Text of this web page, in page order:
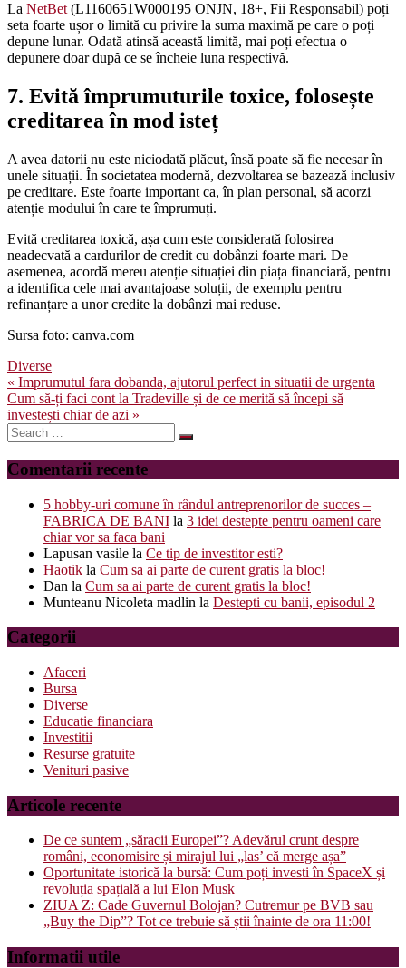
La NetBet (L1160651W000195 ONJN, 18+, Fii Responsabil) poți
seta foarte ușor o limită cu privire la suma maximă pe care o poți
depune lunar. Odată atinsă această limită, mai poți efectua o
depunere doar după ce se încheie luna respectivă.
7. Evită împrumuturile toxice, folosește
creditarea în mod isteț
A avea datorii nu este niciodată plăcut, însă poate să fie necesar în
unele situații. În societatea modernă, dezvoltarea se bazează inclusiv
pe creditare. Este foarte important ca, în plan personal, să acorzi
atenție modului în care te împrumuți.
Evită creditarea toxică, așa cum este considerată folosirea
neadecvată a cardurilor de credit cu dobânzi foarte mari. De
asemenea, acordă mereu atenție situației din piața financiară, pentru
a identifica cele mai avantajoase soluții, de exemplu pentru
refinanțare a unor credite la dobânzi mai reduse.
Sursa foto: canva.com
Diverse
Navigare
în
articole
« Imprumutul fara dobanda, ajutorul perfect in situatii de urgenta
Cum să-ți faci cont la Tradeville și de ce merită să începi să
investești chiar de azi »
Search
for:
Comentarii recente
5 hobby-uri comune în rândul antreprenorilor de succes –
FABRICA DE BANI la 3 idei destepte pentru oameni care
chiar vor sa faca bani
Lapusan vasile la Ce tip de investitor esti?
Haotik la Cum sa ai parte de curent gratis la bloc!
Dan la Cum sa ai parte de curent gratis la bloc!
Munteanu Nicoleta madlin la Destepti cu banii, episodul 2
Categorii
Afaceri
Bursa
Diverse
Educatie financiara
Investitii
Resurse gratuite
Venituri pasive
Articole recente
De ce suntem „săracii Europei”? Adevărul crunt despre
români, economisire și mirajul lui „las’ că merge așa”
Oportunitate istorică la bursă: Cum poți investi în SpaceX și
revoluția spațială a lui Elon Musk
ZIUA Z: Cade Guvernul Bolojan? Cutremur pe BVB sau
„Buy the Dip”? Tot ce trebuie să știi înainte de ora 11:00!
Informatii utile